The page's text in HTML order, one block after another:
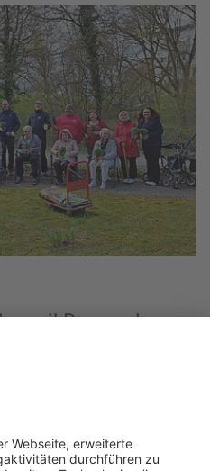
mit Demenz |
Am Hainbach
Offenbach ein